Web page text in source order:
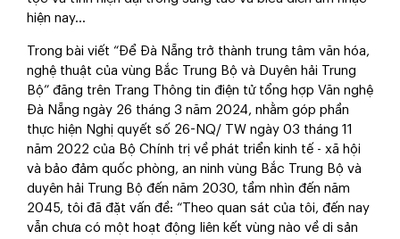
hiện nay…
Trong bài viết “Để Đà Nẵng trở thành trung tâm văn hóa,
nghệ thuật của vùng Bắc Trung Bộ và Duyên hải Trung
Bộ” đăng trên Trang Thông tin điện tử tổng hợp Văn nghệ
Đà Nẵng ngày 26 tháng 3 năm 2024, nhằm góp phần
thực hiện Nghị quyết số 26-NQ/ TW ngày 03 tháng 11
năm 2022 của Bộ Chính trị về phát triển kinh tế - xã hội
và bảo đảm quốc phòng, an ninh vùng Bắc Trung Bộ và
duyên hải Trung Bộ đến năm 2030, tầm nhìn đến năm
2045, tôi đã đặt vấn đề: “Theo quan sát của tôi, đến nay
vẫn chưa có một hoạt động liên kết vùng nào về di sản